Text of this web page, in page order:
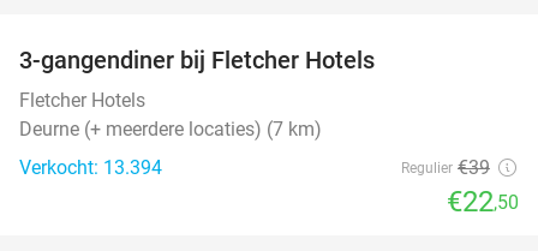
3-gangendiner bij Fletcher Hotels
Fletcher Hotels
Deurne (+ meerdere locaties) (7 km)
Verkocht: 13.394
Regulier €39
€22,50